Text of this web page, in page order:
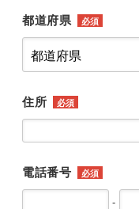
都道府県 必須
住所 必須
電話番号 必須
-